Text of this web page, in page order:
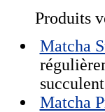
Produits
Matcha
Matcha